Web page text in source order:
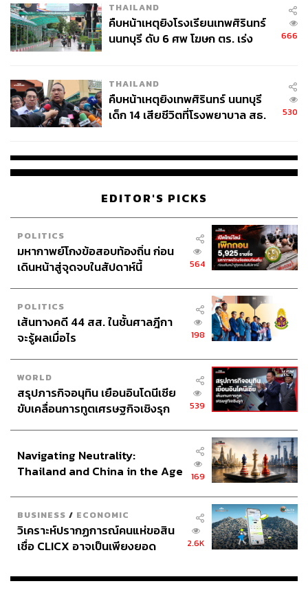
THAILAND
คืบหน้าเหตุยิงโรงเรียนเทพศิรินทร์
นนทบุรี ดับ 6 ศพ โฆษก ตร. เร่ง
666
THAILAND
คืบหน้าเหตุยิงเทพศิรินทร์ นนทบุรี
เด็ก 14 เสียชีวิตที่โรงพยาบาล สธ.
530
EDITOR'S PICKS
POLITICS
มหากาพย์โกงข้อสอบท้องถิ่น ก่อน
เดินหน้าสู่จุดจบในสัปดาห์นี้
564
POLITICS
เส้นทางคดี 44 สส. ในชั้นศาลฎีกา
จะรู้ผลเมื่อไร
198
WORLD
สรุปภารกิจอนุทิน เยือนอินโดนีเซีย
ขับเคลื่อนการทูตเศรษฐกิจเชิงรุก
539
Navigating Neutrality:
Thailand and China in the Age
169
BUSINESS / ECONOMIC
วิเคราะห์ปรากฏการณ์คนแห่ขอสิน
เชื่อ CLICX อาจเป็นเพียงยอด
เรือนไทยที่ถูกซุกไว้
2.6K